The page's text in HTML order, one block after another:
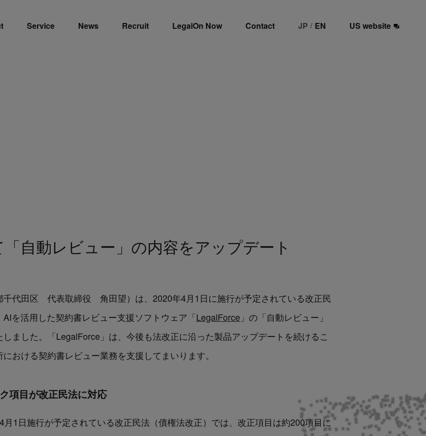
Service News Recruit LegalOn Now Contact JP / EN US website
自動レビュー」の内容をアップデート
千代田区 代表取締役 角田望）は、2020年4月1日に施行が予定されている改正民
を活用した契約書レビュー支援ソフトウェア「LegalForce 」の「自動レビュー」
ました。「LegalForce」は、今後も法改正に沿った製品アップデートを続けるこ
おける契約書レビュー業務を支援してまいります。
項目が改正民法に対応
1日施行が予定されている改正民法（債権法改正）では、改正項目は約200項目に